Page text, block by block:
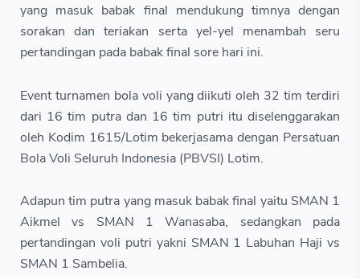
yang masuk babak final mendukung timnya dengan
sorakan dan teriakan serta yel-yel menambah seru
pertandingan pada babak final sore hari ini.
Event turnamen bola voli yang diikuti oleh 32 tim terdiri
dari 16 tim putra dan 16 tim putri itu diselenggarakan
oleh Kodim 1615/Lotim bekerjasama dengan Persatuan
Bola Voli Seluruh Indonesia (PBVSI) Lotim.
Adapun tim putra yang masuk babak final yaitu SMAN 1
Aikmel vs SMAN 1 Wanasaba, sedangkan pada
pertandingan voli putri yakni SMAN 1 Labuhan Haji vs
SMAN 1 Sambelia.